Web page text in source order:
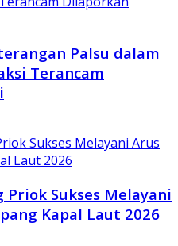
Palsu dalam
Terancam
Priok Sukses Melayani
Kapal Laut 2026